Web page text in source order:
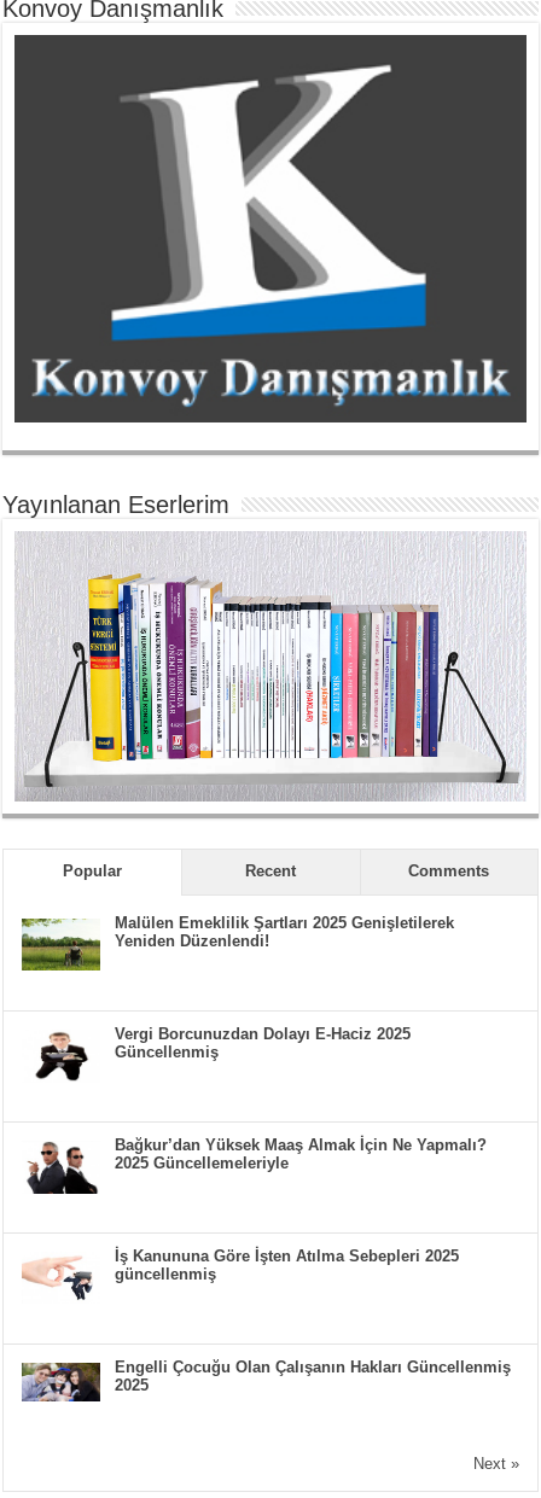
Konvoy Danışmanlık
Yayınlanan Eserlerim
Popular Recent Comments
Malülen Emeklilik Şartları 2025 Genişletilerek
Yeniden Düzenlendi!
Vergi Borcunuzdan Dolayı E-Haciz 2025
Güncellenmiş
Bağkur’dan Yüksek Maaş Almak İçin Ne Yapmalı?
2025 Güncellemeleriyle
İş Kanununa Göre İşten Atılma Sebepleri 2025
güncellenmiş
Engelli Çocuğu Olan Çalışanın Hakları Güncellenmiş
2025
Next »